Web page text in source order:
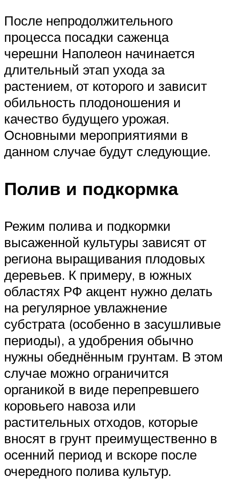
После непродолжительного
процесса посадки саженца
черешни Наполеон начинается
длительный этап ухода за
растением, от которого и зависит
обильность плодоношения и
качество будущего урожая.
Основными мероприятиями в
данном случае будут следующие.
Полив и подкормка
Режим полива и подкормки
высаженной культуры зависят от
региона выращивания плодовых
деревьев. К примеру, в южных
областях РФ акцент нужно делать
на регулярное увлажнение
субстрата (особенно в засушливые
периоды), а удобрения обычно
нужны обеднённым грунтам. В этом
случае можно ограничится
органикой в виде перепревшего
коровьего навоза или
растительных отходов, которые
вносят в грунт преимущественно в
осенний период и вскоре после
очередного полива культур.